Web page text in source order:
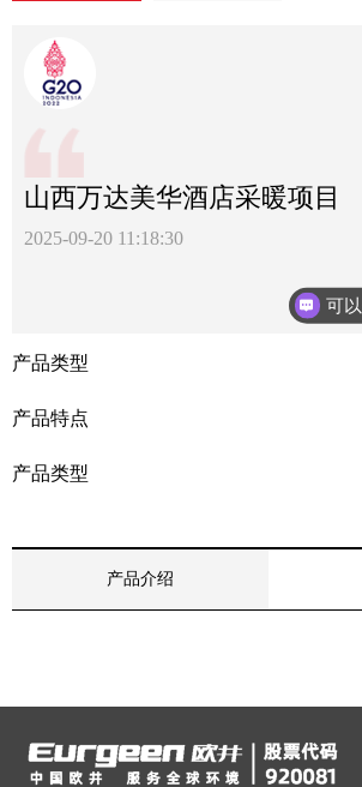
山西万达美华酒店采暖项目
2025-09-20 11:18:30
产品类型
产品特点
产品类型
产品介绍